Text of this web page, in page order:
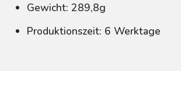
Gewicht: 289,8g
Produktionszeit: 6 Werktage